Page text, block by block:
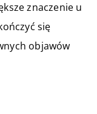
znaczenie u
się
objawów